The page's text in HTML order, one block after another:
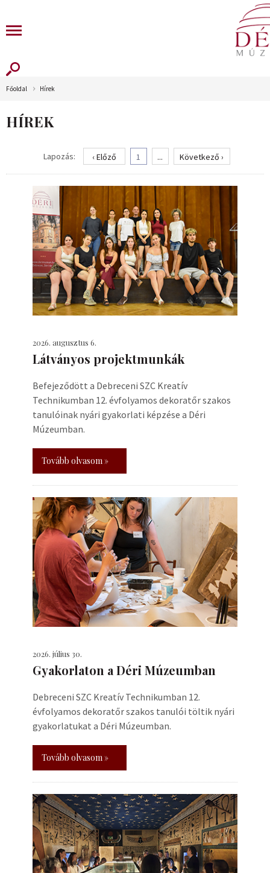
Főoldal Hírek
HÍREK
Lapozás: ‹ Előző 1 ... Következő ›
2026. augusztus 6.
Látványos projektmunkák
Befejeződött a Debreceni SZC Kreatív
Technikumban 12. évfolyamos dekoratőr szakos
tanulóinak nyári gyakorlati képzése a Déri
Múzeumban.
Tovább olvasom »
2026. július 30.
Gyakorlaton a Déri Múzeumban
Debreceni SZC Kreatív Technikumban 12.
évfolyamos dekoratőr szakos tanulói töltik nyári
gyakorlatukat a Déri Múzeumban.
Tovább olvasom »